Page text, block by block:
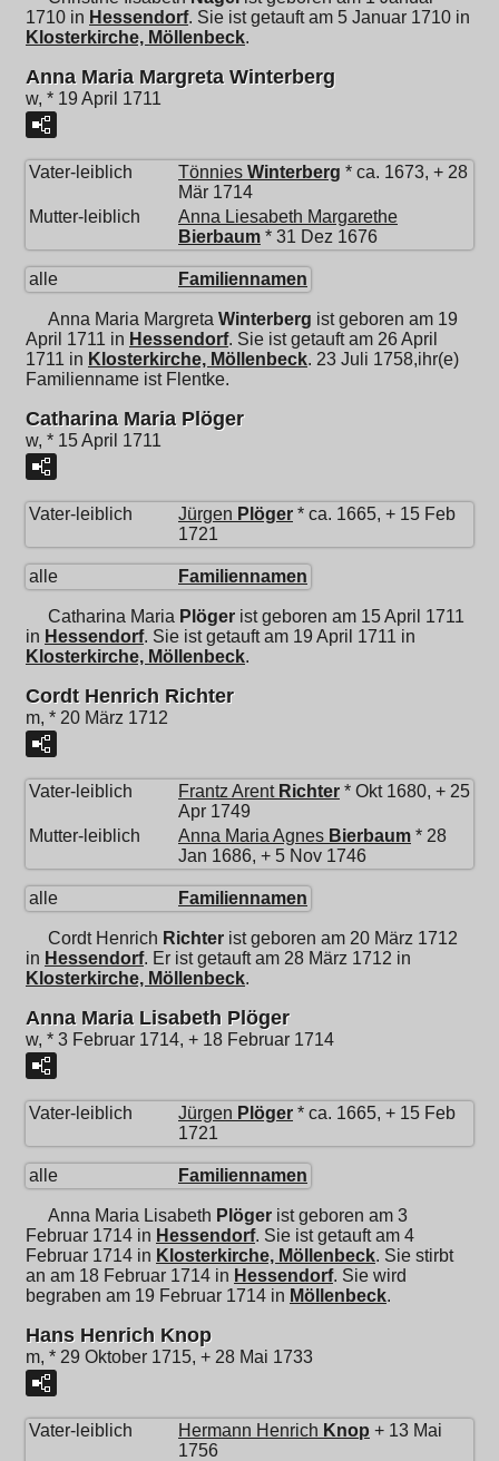
1710 in Hessendorf. Sie ist getauft am 5 Januar 1710 in
Klosterkirche, Möllenbeck.
Anna Maria Margreta Winterberg
w, * 19 April 1711
Vater-leiblich Tönnies Winterberg * ca. 1673, + 28
Mär 1714
Mutter-leiblich
Anna Liesabeth Margarethe
Bierbaum * 31 Dez 1676
alle Familiennamen
Anna Maria Margreta Winterberg ist geboren am 19
April 1711 in Hessendorf. Sie ist getauft am 26 April
1711 in Klosterkirche, Möllenbeck. 23 Juli 1758,ihr(e)
Familienname ist Flentke.
Catharina Maria Plöger
w, * 15 April 1711
Vater-leiblich Jürgen Plöger * ca. 1665, + 15 Feb
1721
alle Familiennamen
Catharina Maria Plöger ist geboren am 15 April 1711
in Hessendorf. Sie ist getauft am 19 April 1711 in
Klosterkirche, Möllenbeck.
Cordt Henrich Richter
m, * 20 März 1712
Vater-leiblich Frantz Arent Richter * Okt 1680, + 25
Apr 1749
Mutter-leiblich
Anna Maria Agnes Bierbaum * 28
Jan 1686, + 5 Nov 1746
alle Familiennamen
Cordt Henrich Richter ist geboren am 20 März 1712
in Hessendorf. Er ist getauft am 28 März 1712 in
Klosterkirche, Möllenbeck.
Anna Maria Lisabeth Plöger
w, * 3 Februar 1714, + 18 Februar 1714
Vater-leiblich Jürgen Plöger * ca. 1665, + 15 Feb
1721
alle Familiennamen
Anna Maria Lisabeth Plöger ist geboren am 3
Februar 1714 in Hessendorf. Sie ist getauft am 4
Februar 1714 in Klosterkirche, Möllenbeck. Sie stirbt
an am 18 Februar 1714 in Hessendorf. Sie wird
begraben am 19 Februar 1714 in Möllenbeck.
Hans Henrich Knop
m, * 29 Oktober 1715, + 28 Mai 1733
Vater-leiblich Hermann Henrich Knop + 13 Mai
1756